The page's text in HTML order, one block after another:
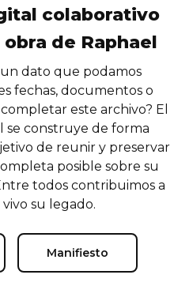
colaborativo
de Raphael
dato que podamos
fechas, documentos o
este archivo? El
se construye de forma
de reunir y preservar
posible sobre su
todos contribuimos a
su legado.
Manifiesto